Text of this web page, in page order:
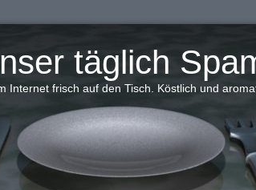
täglich
Internet frisch auf den Tisch. Köstlich und